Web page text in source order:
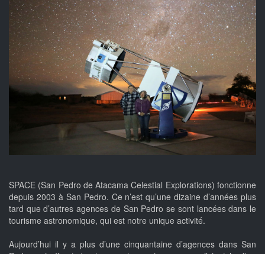
SPACE (San Pedro de Atacama Celestial Explorations) fonctionne
depuis 2003 à San Pedro. Ce n’est qu’une dizaine d’années plus
tard que d’autres agences de San Pedro se sont lancées dans le
tourisme astronomique, qui est notre unique activité.
Aujourd’hui il y a plus d’une cinquantaine d’agences dans San